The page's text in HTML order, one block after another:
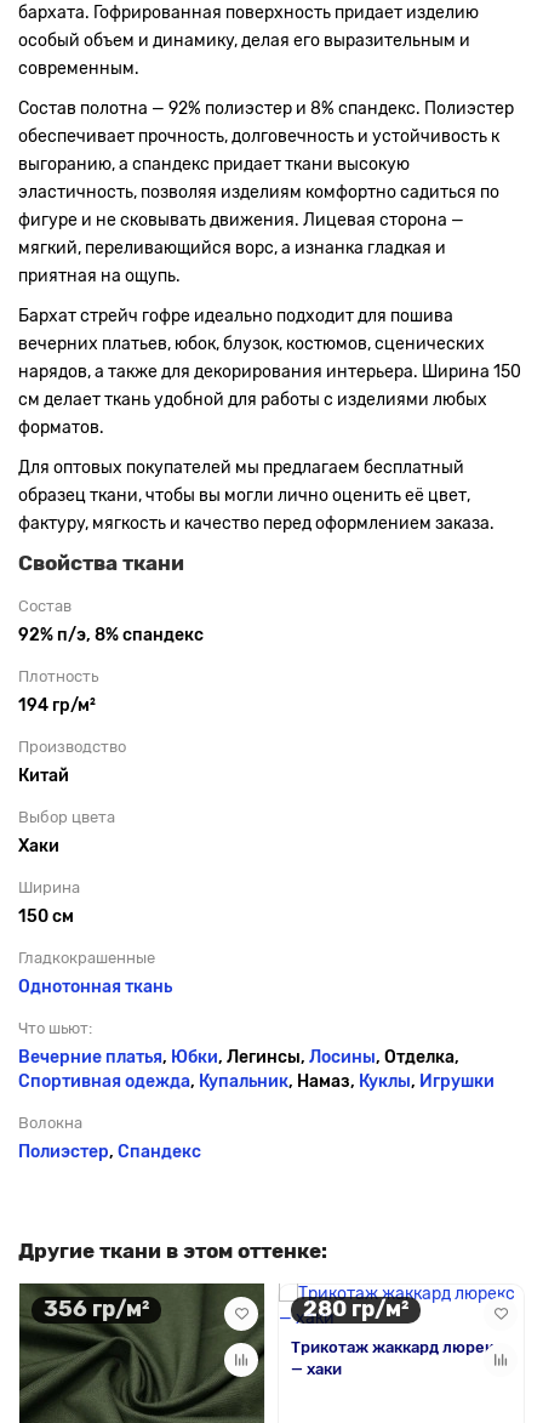
бархата. Гофрированная поверхность придает изделию
особый объем и динамику, делая его выразительным и
современным.
Состав полотна — 92% полиэстер и 8% спандекс. Полиэстер
обеспечивает прочность, долговечность и устойчивость к
выгоранию, а спандекс придает ткани высокую
эластичность, позволяя изделиям комфортно садиться по
фигуре и не сковывать движения. Лицевая сторона —
мягкий, переливающийся ворс, а изнанка гладкая и
приятная на ощупь.
Бархат стрейч гофре идеально подходит для пошива
вечерних платьев, юбок, блузок, костюмов, сценических
нарядов, а также для декорирования интерьера. Ширина 150
см делает ткань удобной для работы с изделиями любых
форматов.
Для оптовых покупателей мы предлагаем бесплатный
образец ткани, чтобы вы могли лично оценить её цвет,
фактуру, мягкость и качество перед оформлением заказа.
Свойства ткани
Состав
92% п/э, 8% спандекс
Плотность
194 гр/м²
Производство
Китай
Выбор цвета
Хаки
Ширина
150 см
Гладкокрашенные
Однотонная ткань
Что шьют:
Вечерние платья, Юбки, Легинсы, Лосины, Отделка,
Спортивная одежда, Купальник, Намаз, Куклы, Игрушки
Волокна
Полиэстер, Спандекс
Другие ткани в этом оттенке:
356 гр/м² 280 гр/м²
Трикотаж жаккард люрекс
— хаки